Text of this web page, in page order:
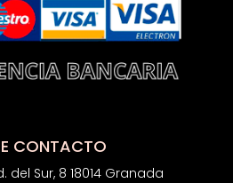
CONTACTO
del Sur, 8 18014 Granada